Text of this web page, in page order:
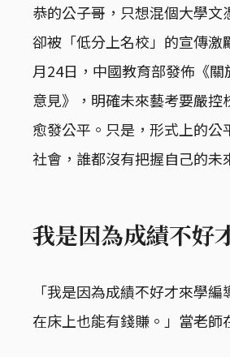
恭的公子哥，只想混個大學文
卻被「低分上名校」的宣傳
月24日，中國教育部發佈《
意見》，明確未來藝考要嚴
愈發公平。只是，形式上的
社會，誰都沒有把握自己的未
我是因為成績不好
「我是因為成績不好才來學
在床上也能有錢賺。」當老師